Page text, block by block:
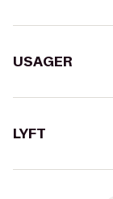
USAGER
LYFT